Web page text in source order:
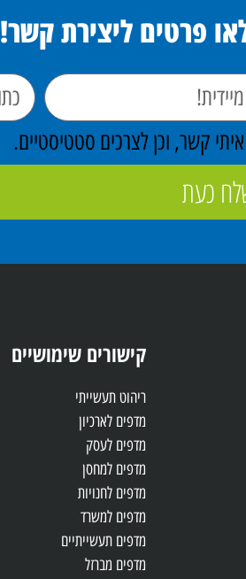
פרטים ליצירת קשר!
קשר, וכן לצרכים סטטיסטיים.
כעת
קישורים שימושיים
ריהוט תעשייתי
מדפים לארכיון
מדפים לעסק
מדפים למחסן
מדפים לחנויות
מדפים למשרד
מדפים תעשייתיים
מדפים מברזל